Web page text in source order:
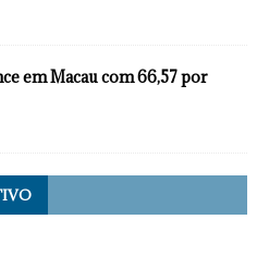
em Macau com 66,57 por